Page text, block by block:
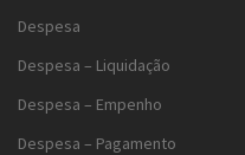
Despesa
Despesa – Liquidação
Despesa – Empenho
Despesa – Pagamento